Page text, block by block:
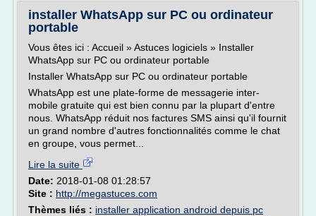
installer WhatsApp sur PC ou ordinateur
portable
Vous êtes ici : Accueil » Astuces logiciels » Installer
WhatsApp sur PC ou ordinateur portable
Installer WhatsApp sur PC ou ordinateur portable
WhatsApp est une plate-forme de messagerie inter-
mobile gratuite qui est bien connu par la plupart d'entre
nous. WhatsApp réduit nos factures SMS ainsi qu'il fournit
un grand nombre d'autres fonctionnalités comme le chat
en groupe, vous permet...
Lire la suite
Date: 2018-01-08 01:28:57
Site : http://megastuces.com
Thèmes liés : installer application android depuis pc